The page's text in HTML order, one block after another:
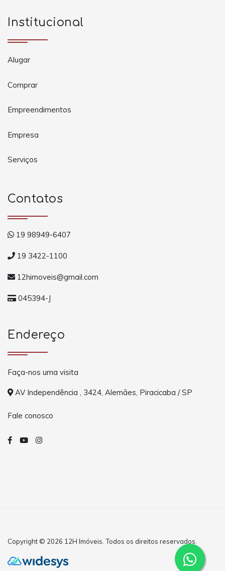
Institucional
Alugar
Comprar
Empreendimentos
Empresa
Serviços
Contatos
19 98949-6407
19 3422-1100
12himoveis@gmail.com
045394-J
Endereço
Faça-nos uma visita
AV Independência , 3424, Alemães, Piracicaba / SP
Fale conosco
Copyright © 2026 12H Imóveis. Todos os direitos reservados.